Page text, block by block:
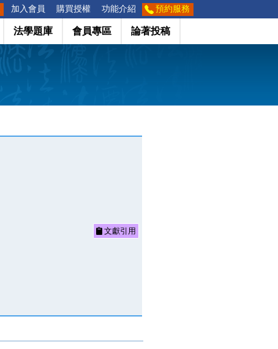
加入會員 購買授權 功能介紹 預約服務
法學題庫 會員專區 論著投稿
文獻引用